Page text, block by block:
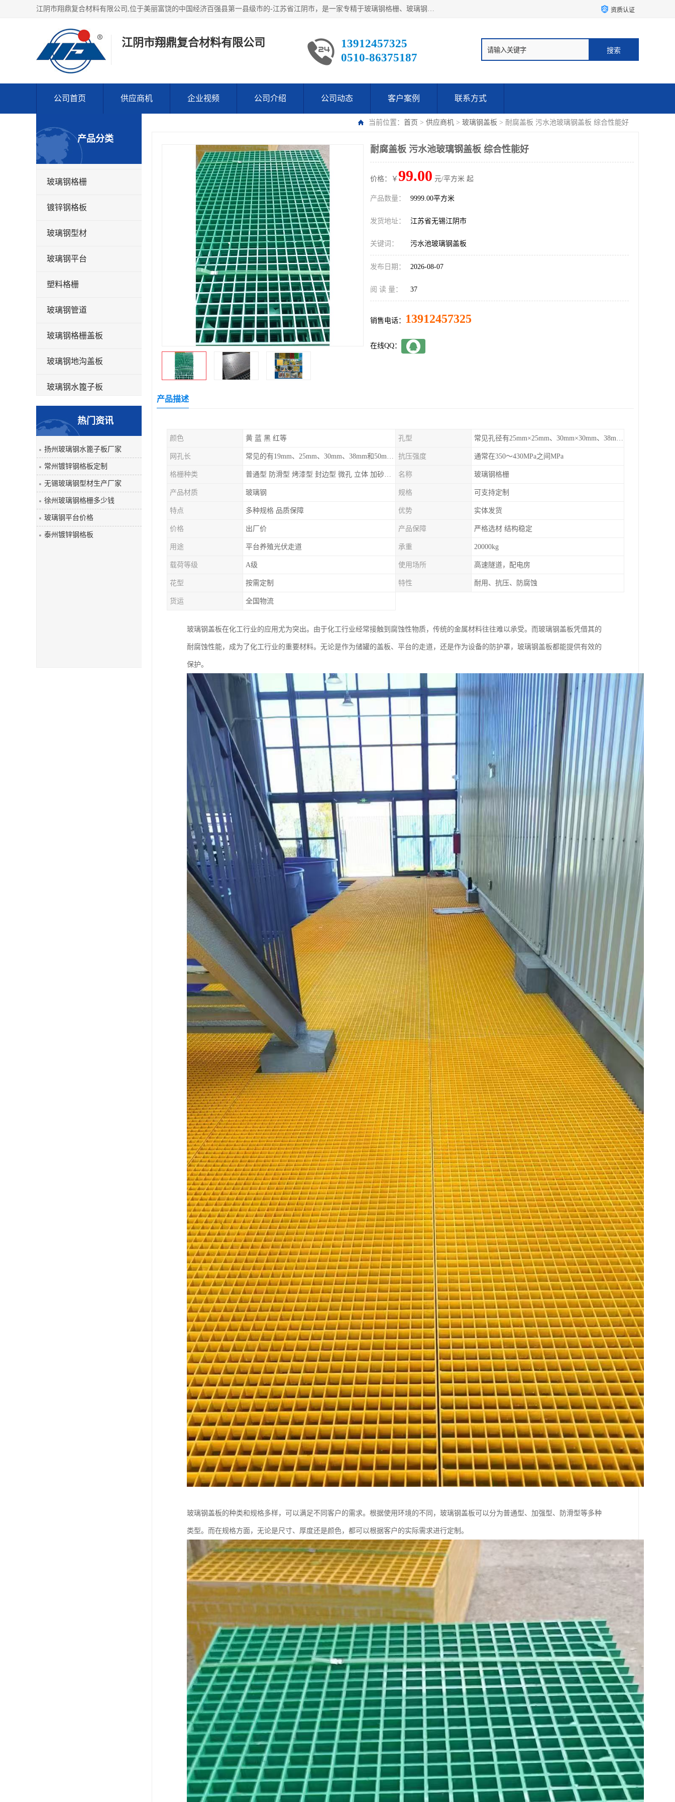
江阴市翔鼎复合材料有限公司,位于美丽富饶的中国经济百强县第一县级市的-江苏省江阴市，是一家专精于玻璃钢格栅、玻璃钢新材料,镀锌钢格板，机械设备生产制造及研发的科技型企业；公司产品已销往了世界多个国家和地区，公司人决心加倍努力愿与广大社会同仁精诚合作共创辉煌！ 资质认证
江阴市翔鼎复合材料有限公司
13912457325
0510-86375187
公司首页 供应商机 企业视频 公司介绍 公司动态 客户案例 联系方式
当前位置： 首页 > 供应商机 > 玻璃钢盖板 > 耐腐盖板 污水池玻璃钢盖板 综合性能好
产品分类
玻璃钢格栅
镀锌钢格板
玻璃钢型材
玻璃钢平台
塑料格栅
玻璃钢管道
玻璃钢格栅盖板
玻璃钢地沟盖板
玻璃钢水篦子板
玻璃钢平板
玻璃钢盖板
热门资讯
扬州玻璃钢水篦子板厂家
常州镀锌钢格板定制
无锡玻璃钢型材生产厂家
徐州玻璃钢格栅多少钱
玻璃钢平台价格
泰州镀锌钢格板
耐腐盖板 污水池玻璃钢盖板 综合性能好
价格：￥ 99.00 元/平方米 起
产品数量： 9999.00平方米
发货地址： 江苏省无锡江阴市
关键词： 污水池玻璃钢盖板
发布日期： 2026-08-07
阅 读 量： 37
销售电话： 13912457325
在线QQ：
产品描述
颜色 黄 蓝 黑 红等 孔型 常见孔径有25mm×25mm、30mm×30mm、38mm×38mm等,
网孔长 常见的有19mm、25mm、30mm、38mm和50mm等 抗压强度 通常在350～430MPa之间MPa
格栅种类 普通型 防滑型 ‌烤漆型 封边型 ‌微孔 立体 加砂覆面型 平面型 名称 玻璃钢格栅
产品材质 玻璃钢 规格 可支持定制
特点 多种规格 品质保障 优势 实体发货
价格 出厂价 产品保障 严格选材 结构稳定
用途 平台养殖光伏走道 承重 20000kg
载荷等级 A级 使用场所 高速隧道，配电房
花型 按需定制 特性 耐用、抗压、防腐蚀
货运 全国物流
玻璃钢盖板在化工行业的应用尤为突出。由于化工行业经常接触到腐蚀性物质，传统的金属材料往往难以承受。而玻璃钢盖板凭借其的
耐腐蚀性能，成为了化工行业的重要材料。无论是作为储罐的盖板、平台的走道，还是作为设备的防护罩，玻璃钢盖板都能提供有效的
保护。
玻璃钢盖板的种类和规格多样，可以满足不同客户的需求。根据使用环境的不同，玻璃钢盖板可以分为普通型、加强型、防滑型等多种
类型。而在规格方面，无论是尺寸、厚度还是颜色，都可以根据客户的实际需求进行定制。